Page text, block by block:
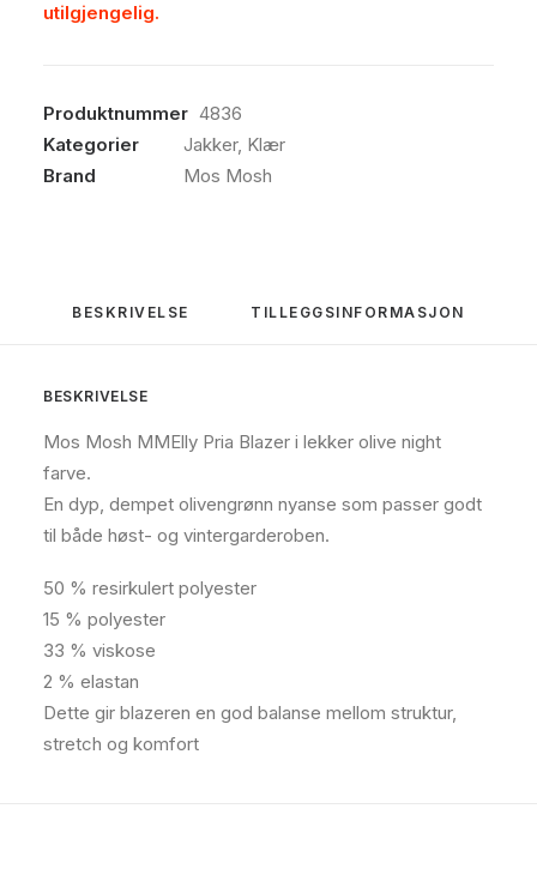
utilgjengelig.
Produktnummer 4836
Kategorier
Jakker, Klær
Brand
Mos Mosh
BESKRIVELSE TILLEGGSINFORMASJON
BESKRIVELSE
Mos Mosh MMElly Pria Blazer i lekker olive night
farve.
En dyp, dempet olivengrønn nyanse som passer godt
til både høst- og vintergarderoben.
50 % resirkulert polyester
15 % polyester
33 % viskose
2 % elastan
Dette gir blazeren en god balanse mellom struktur,
stretch og komfort